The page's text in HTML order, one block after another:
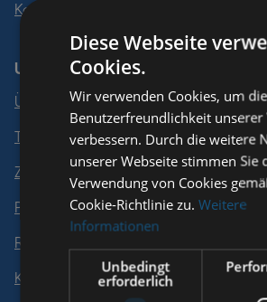
Kontakt
Unternehmen
Über uns
Team
Zertifikate
Partner
Referenzen
Kundendienst
Diese Webseite
Cookies.
Wir verwenden Cookies, um die
Benutzerfreundlichkeit unserer
verbessern. Durch die weitere
unserer Webseite stimmen Sie
Verwendung von Cookies
Cookie-Richtlinie zu.Weitere
Informationen
Unbedingt
erforderlich